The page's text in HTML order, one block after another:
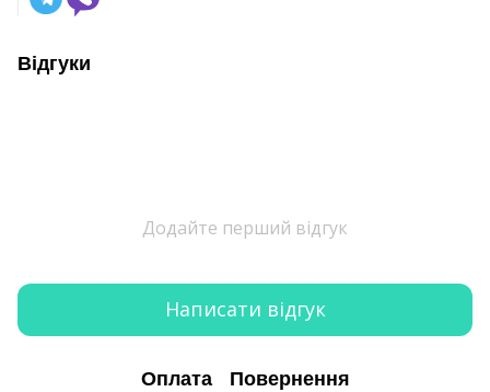
Відгуки
Додайте перший відгук
Написати відгук
Оплата Повернення